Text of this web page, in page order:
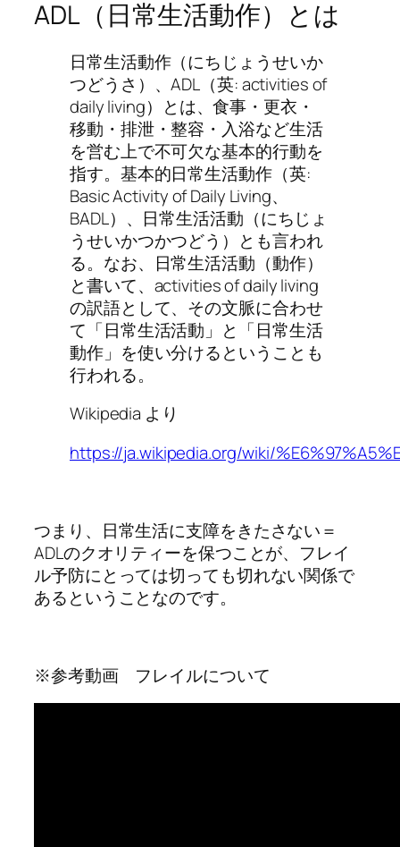
ADL（日常生活動作）とは
日常生活動作（にちじょうせいか
つどうさ）、ADL（英: activities of
daily living）とは、食事・更衣・
移動・排泄・整容・入浴など生活
を営む上で不可欠な基本的行動を
指す。基本的日常生活動作（英:
Basic Activity of Daily Living、
BADL）、日常生活活動（にちじょ
うせいかつかつどう）とも言われ
る。なお、日常生活活動（動作）
と書いて、activities of daily living
の訳語として、その文脈に合わせ
て「日常生活活動」と「日常生活
動作」を使い分けるということも
行われる。
Wikipedia より
https://ja.wikipedia.org/wiki/
つまり、日常生活に支障をきたさない＝
ADLのクオリティーを保つことが、フレイ
ル予防にとっては切っても切れない関係で
あるということなのです。
※参考動画 フレイルについて